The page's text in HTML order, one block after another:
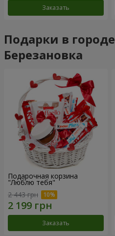
Заказать
Подарки в городе
Березановка
Подарочная корзина
"Люблю тебя"
2 443 грн
Заказать